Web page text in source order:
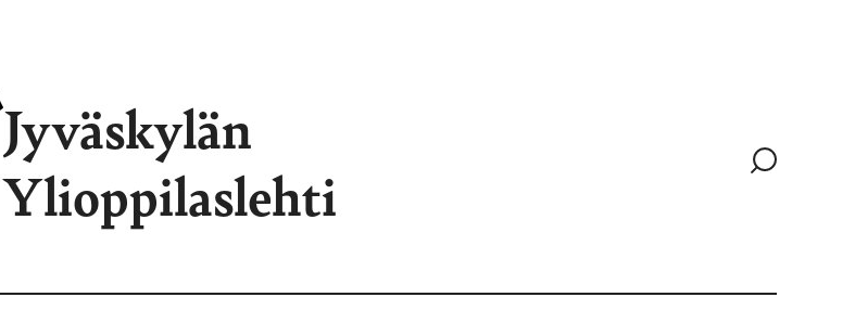
Jyväskylän
Ylioppilaslehti
Siirry